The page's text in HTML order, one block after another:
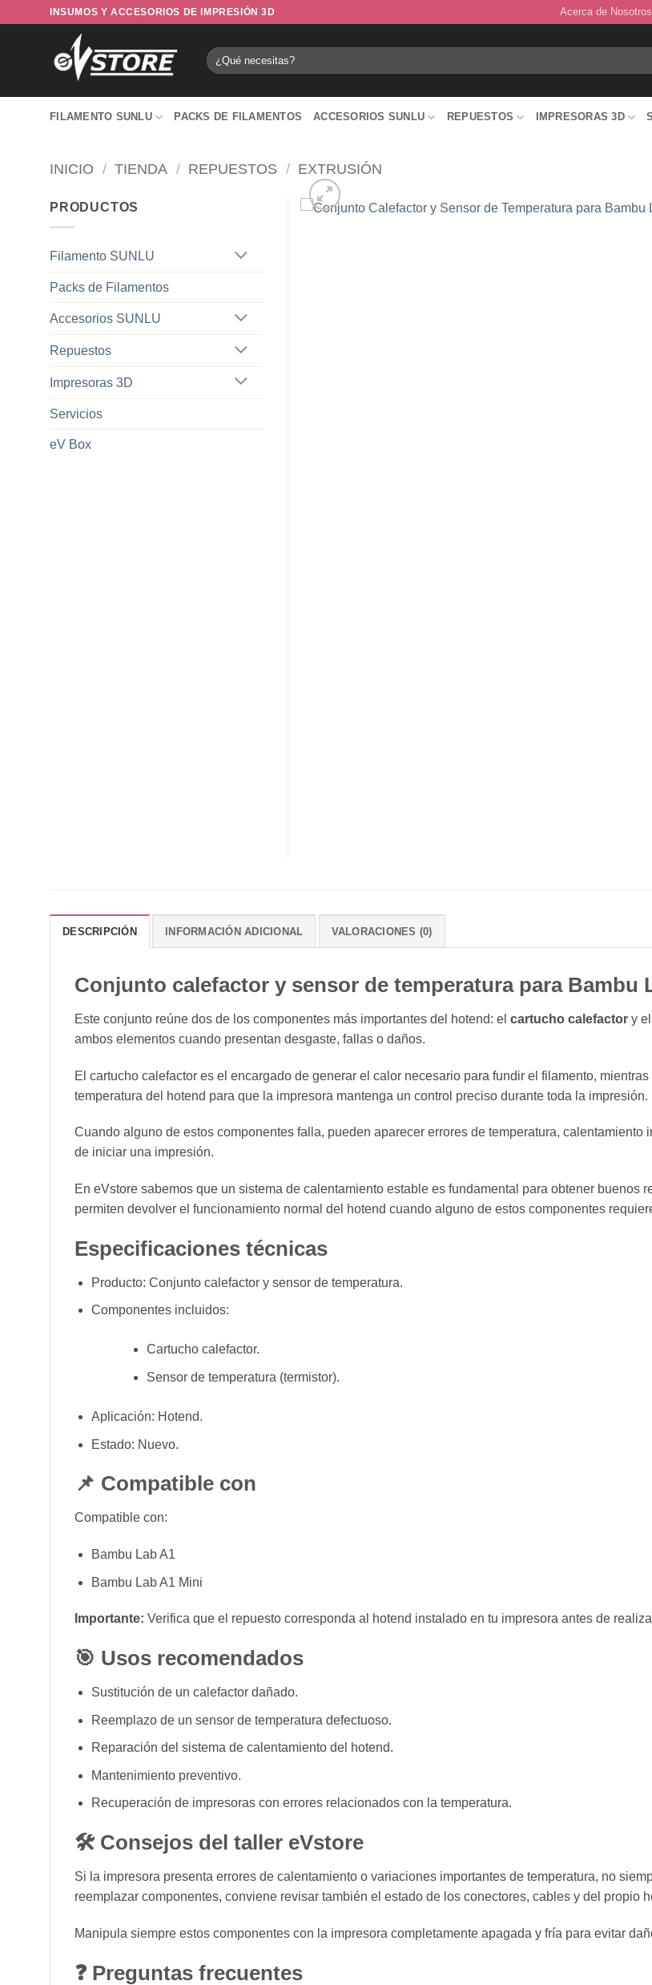
INSUMOS Y ACCESORIOS DE IMPRESIÓN 3D Acerca de Nosotros
Buscar
por:
FILAMENTO SUNLU PACKS DE FILAMENTOS ACCESORIOS SUNLU REPUESTOS IMPRESORAS 3D
INICIO / TIENDA / REPUESTOS / EXTRUSIÓN
PRODUCTOS
Filamento SUNLU
Packs de Filamentos
Accesorios SUNLU
Repuestos
Impresoras 3D
Servicios
eV Box
DESCRIPCIÓN INFORMACIÓN ADICIONAL VALORACIONES (0)
Conjunto calefactor y sensor de temperatura para Bambu
Este conjunto reúne dos de los componentes más importantes del hotend: el cartucho calefactor y el
ambos elementos cuando presentan desgaste, fallas o daños.
El cartucho calefactor es el encargado de generar el calor necesario para fundir el filamento,
temperatura del hotend para que la impresora mantenga un control preciso durante toda la impresión.
Cuando alguno de estos componentes falla, pueden aparecer errores de temperatura,
de iniciar una impresión.
En eVstore sabemos que un sistema de calentamiento estable es fundamental para obtener buenos
permiten devolver el funcionamiento normal del hotend cuando alguno de estos componentes
Especificaciones técnicas
Producto: Conjunto calefactor y sensor de temperatura.
Componentes incluidos:
Cartucho calefactor.
Sensor de temperatura (termistor).
Aplicación: Hotend.
Estado: Nuevo.
📌 Compatible con
Compatible con:
Bambu Lab A1
Bambu Lab A1 Mini
Importante: Verifica que el repuesto corresponda al hotend instalado en tu impresora antes de
🎯 Usos recomendados
Sustitución de un calefactor dañado.
Reemplazo de un sensor de temperatura defectuoso.
Reparación del sistema de calentamiento del hotend.
Mantenimiento preventivo.
Recuperación de impresoras con errores relacionados con la temperatura.
🛠 Consejos del taller eVstore
Si la impresora presenta errores de calentamiento o variaciones importantes de temperatura, no
reemplazar componentes, conviene revisar también el estado de los conectores, cables y del propio
Manipula siempre estos componentes con la impresora completamente apagada y fría para evitar
❓ Preguntas frecuentes